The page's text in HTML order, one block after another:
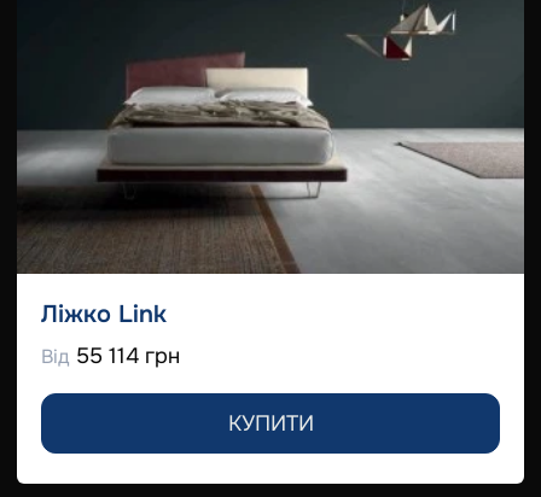
Ліжко Link
Від 55 114 грн
КУПИТИ